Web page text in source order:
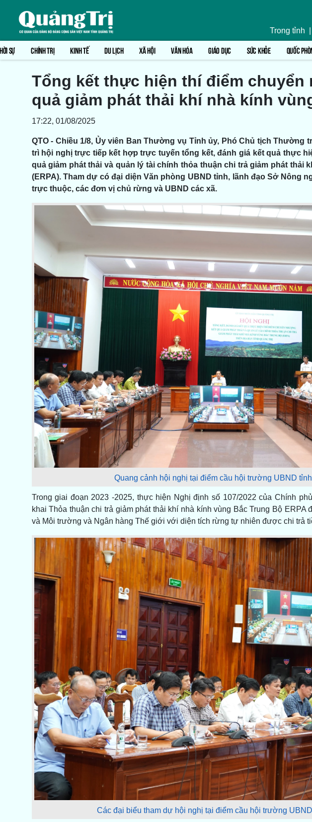
Trong tỉnh
SỰ CHÍNH TRỊ KINH TẾ DU LỊCH XÃ HỘI VĂN HÓA GIÁO DỤC SỨC KHỎE QUỐC
Tổng kết thực hiện thí điểm chuyển
quả giảm phát thải khí nhà kính
17:22, 01/08/2025
QTO - Chiều 1/8, Ủy viên Ban Thường vụ Tỉnh ủy, Phó Chủ tịch Thường
trì hội nghị trực tiếp kết hợp trực tuyến tổng kết, đánh giá kết quả thực
quả giảm phát thải và quản lý tài chính thỏa thuận chi trả giảm phát thải
(ERPA). Tham dự có đại diện Văn phòng UBND tỉnh, lãnh đạo Sở Nông
trực thuộc, các đơn vị chủ rừng và UBND các xã.
Quang cảnh hội nghị tại điểm cầu hội trường UBND
Trong giai đoạn 2023 -2025, thực hiện Nghị định số 107/2022 của Chính
khai Thỏa thuận chi trả giảm phát thải khí nhà kính vùng Bắc Trung Bộ
và Môi trường và Ngân hàng Thế giới với diện tích rừng tự nhiên được chi trả
Các đại biểu tham dự hội nghị tại điểm cầu hội trường